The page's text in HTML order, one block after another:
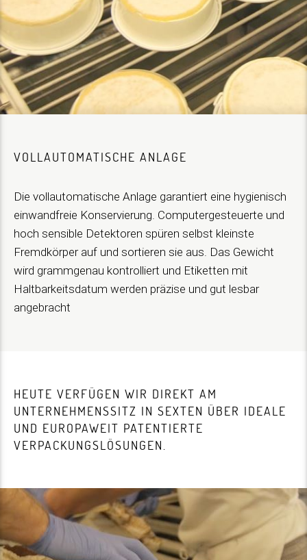
VOLLAUTOMATISCHE ANLAGE
Die vollautomatische Anlage garantiert eine hygienisch
einwandfreie Konservierung. Computergesteuerte und
hoch sensible Detektoren spüren selbst kleinste
Fremdkörper auf und sortieren sie aus. Das Gewicht
wird grammgenau kontrolliert und Etiketten mit
Haltbarkeitsdatum werden präzise und gut lesbar
angebracht
HEUTE VERFÜGEN WIR DIREKT AM
UNTERNEHMENSSITZ IN SEXTEN ÜBER IDEALE
UND EUROPAWEIT PATENTIERTE
VERPACKUNGSLÖSUNGEN.